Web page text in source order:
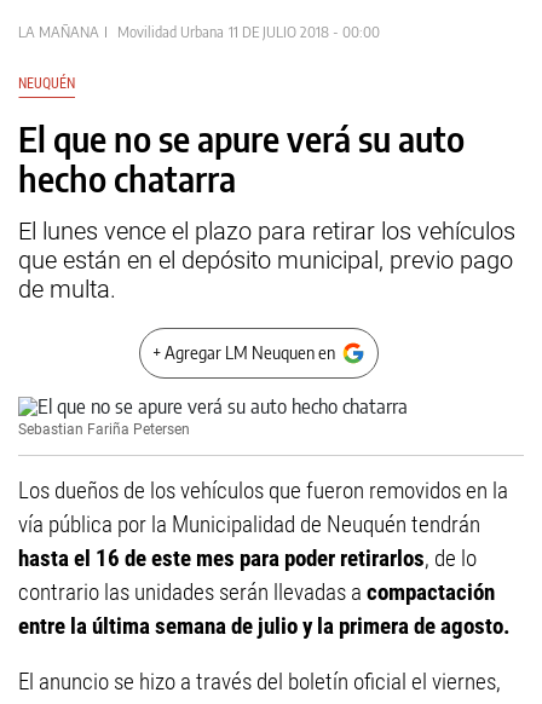
LA MAÑANA Movilidad Urbana 11 DE JULIO 2018 - 00:00
NEUQUÉN
El que no se apure verá su auto
hecho chatarra
El lunes vence el plazo para retirar los vehículos
que están en el depósito municipal, previo pago
de multa.
+ Agregar LM Neuquen en
Sebastian Fariña Petersen
Los dueños de los vehículos que fueron removidos en la
vía pública por la Municipalidad de Neuquén tendrán
hasta el 16 de este mes para poder retirarlos, de lo
contrario las unidades serán llevadas a compactación
entre la última semana de julio y la primera de agosto.
El anuncio se hizo a través del boletín oficial el viernes,